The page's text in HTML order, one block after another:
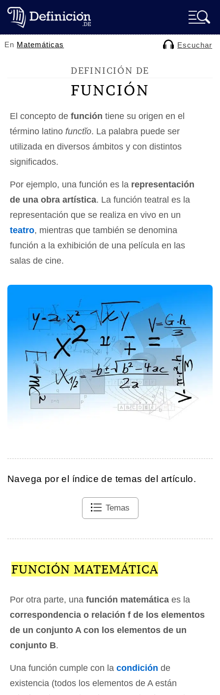
En Matemáticas Escuchar
DEFINICIÓN DE
FUNCIÓN
El concepto de función tiene su origen en el
término latino functĭo. La palabra puede ser
utilizada en diversos ámbitos y con distintos
significados.
Por ejemplo, una función es la representación
de una obra artística. La función teatral es la
representación que se realiza en vivo en un
teatro, mientras que también se denomina
función a la exhibición de una película en las
salas de cine.
Navega por el índice de temas del artículo.
Temas
FUNCIÓN MATEMÁTICA
Por otra parte, una función matemática es la
correspondencia o relación f de los elementos
de un conjunto A con los elementos de un
conjunto B.
Una función cumple con la condición de
existencia (todos los elementos de A están